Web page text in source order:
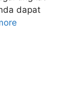
dapat